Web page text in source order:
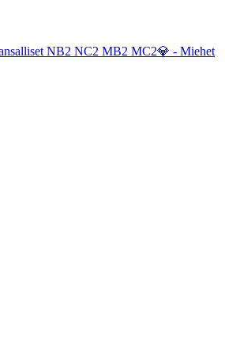
NB2 NC2 MB2 MC2💎 - Miehet